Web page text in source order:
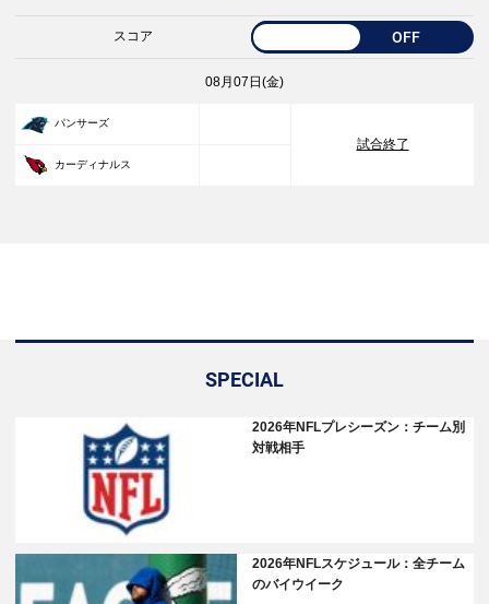
スコア OFF
08月07日(金)
パンサーズ
試合終了
カーディナルス
SPECIAL
2026年NFLプレシーズン：チーム別
対戦相手
2026年NFLスケジュール：全チーム
のバイウイーク